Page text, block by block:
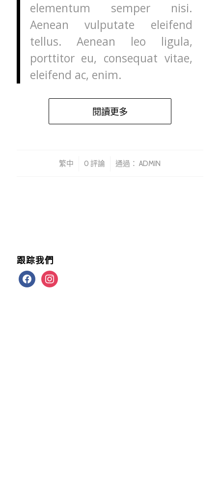
elementum semper nisi.
Aenean vulputate eleifend
tellus. Aenean leo ligula,
porttitor eu, consequat vitae,
eleifend ac, enim.
閱讀更多
繁中 0 評論 通過：ADMIN
跟踪我們
facebookinstagram